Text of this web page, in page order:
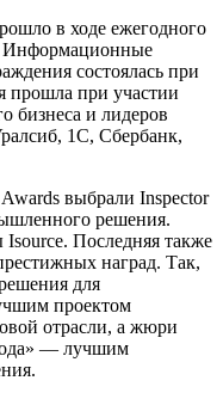
в ходе ежегодного
Информационные
состоялась при
при участии
бизнеса и лидеров
1С, Сбербанк,
выбрали Inspector
решения.
Isource. Последняя также
наград. Так,
для
проектом
отрасли, а жюри
— лучшим